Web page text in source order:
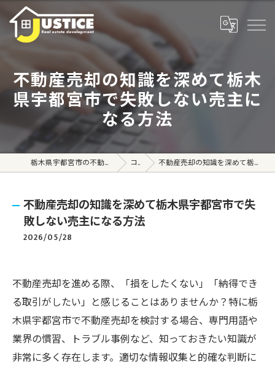
不動産売却の知識を深めて栃木
県宇都宮市で失敗しない売主に
なる方法
栃木県宇都宮市の不動産売買なら株式会社ジャスティス コラム 不動産売却の知識を深めて栃木県宇都宮市で失敗しない売主になる方法
不動産売却の知識を深めて栃木県宇都宮市で失
敗しない売主になる方法
2026/05/28
不動産売却を進める際、「損をしたくない」「納得でき
る取引がしたい」と感じることはありませんか？特に栃
木県宇都宮市で不動産売却を検討する場合、専門用語や
業界の慣習、トラブル事例など、知っておきたい知識が
非常に多く存在します。適切な情報収集と的確な判断に